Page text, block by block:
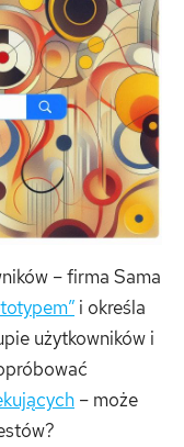
– firma Sama
i określa
użytkowników i
– może